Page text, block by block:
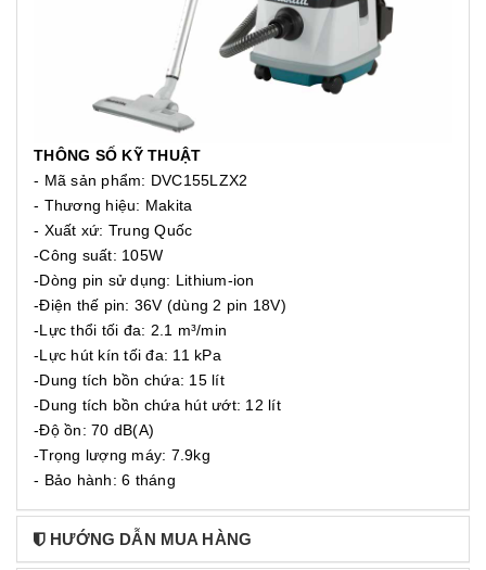
THÔNG SỐ KỸ THUẬT
- Mã sản phẩm: DVC155LZX2
- Thương hiệu: Makita
- Xuất xứ: Trung Quốc
-Công suất: 105W
-Dòng pin sử dụng: Lithium-ion
-Điện thế pin: 36V (dùng 2 pin 18V)
-Lực thổi tối đa: 2.1 m³/min
-Lực hút kín tối đa: 11 kPa
-Dung tích bồn chứa: 15 lít
-Dung tích bồn chứa hút ướt: 12 lít
-Độ ồn: 70 dB(A)
-Trọng lượng máy: 7.9kg
- Bảo hành: 6 tháng
HƯỚNG DẪN MUA HÀNG